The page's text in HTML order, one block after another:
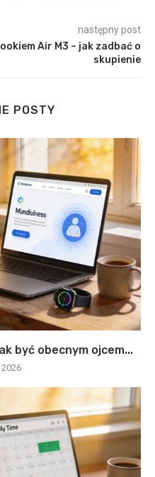
następny post
Air M3 – jak zadbać o
skupienie
POSTY
być obecnym ojcem...